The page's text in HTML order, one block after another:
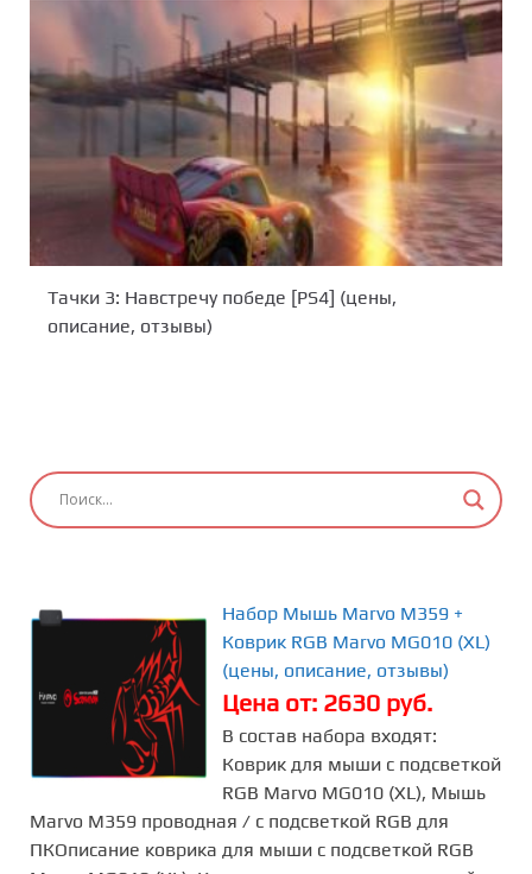
Тачки 3: Навстречу победе [PS4] (цены,
описание, отзывы)
Набор Мышь Marvo M359 +
Коврик RGB Marvo MG010 (XL)
(цены, описание, отзывы)
Цена от: 2630 руб.
В состав набора входят:
Коврик для мыши с подсветкой
RGB Marvo MG010 (XL), Мышь
Marvo M359 проводная / с подсветкой RGB для
ПКОписание коврика для мыши с подсветкой RGB